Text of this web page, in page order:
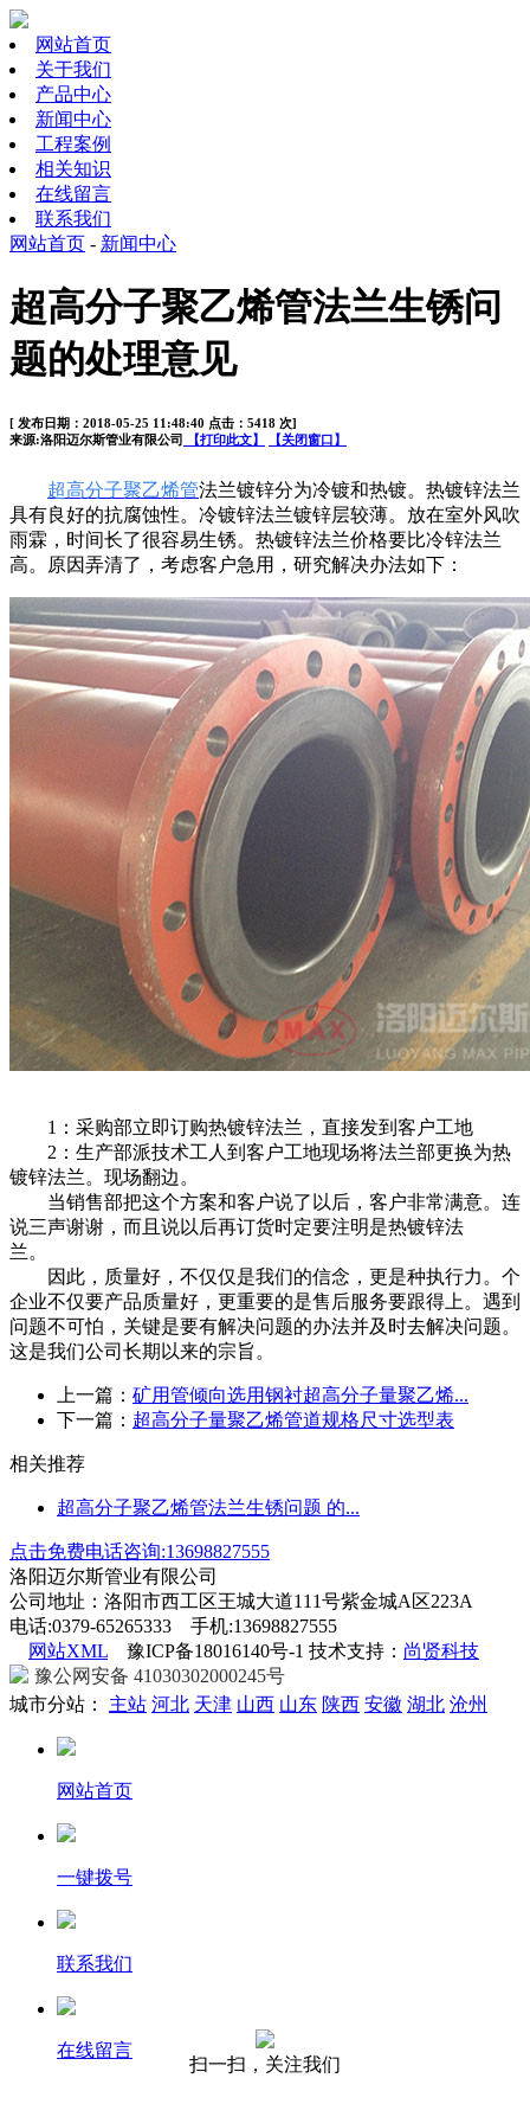
网站首页
关于我们
产品中心
新闻中心
工程案例
相关知识
在线留言
联系我们
网站首页 - 新闻中心
超高分子聚乙烯管法兰生锈问
题的处理意见
[ 发布日期：2018-05-25 11:48:40 点击：5418 次]
来源:洛阳迈尔斯管业有限公司
【打印此文】 【关闭窗口】
超高分子聚乙烯管法兰镀锌分为冷镀和热镀。热镀锌法兰
具有良好的抗腐蚀性。冷镀锌法兰镀锌层较薄。放在室外风吹
雨霖，时间长了很容易生锈。热镀锌法兰价格要比冷锌法兰
高。原因弄清了，考虑客户急用，研究解决办法如下：
1：采购部立即订购热镀锌法兰，直接发到客户工地
2：生产部派技术工人到客户工地现场将法兰部更换为热
镀锌法兰。现场翻边。
当销售部把这个方案和客户说了以后，客户非常满意。连
说三声谢谢，而且说以后再订货时定要注明是热镀锌法
兰。
因此，质量好，不仅仅是我们的信念，更是种执行力。个
企业不仅要产品质量好，更重要的是售后服务要跟得上。遇到
问题不可怕，关键是要有解决问题的办法并及时去解决问题。
这是我们公司长期以来的宗旨。
上一篇： 矿用管倾向选用钢衬超高分子量聚乙烯...
下一篇： 超高分子量聚乙烯管道规格尺寸选型表
相关推荐
超高分子聚乙烯管法兰生锈问题 的...
点击免费电话咨询:13698827555
洛阳迈尔斯管业有限公司
公司地址：洛阳市西工区王城大道111号紫金城A区223A
电话:0379-65265333 手机:13698827555
网站XML 豫ICP备18016140号-1 技术支持： 尚贤科技
豫公网安备 41030302000245号
城市分站：
主站 河北 天津 山西 山东 陕西 安徽 湖北 沧州
网站首页
一键拨号
联系我们
在线留言
扫一扫，关注我们